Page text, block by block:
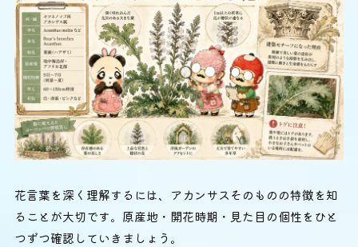
花言葉を深く理解するには、アカンサスそのものの特徴を知
ることが大切です。原産地・開花時期・見た目の個性をひと
つずつ確認していきましょう。